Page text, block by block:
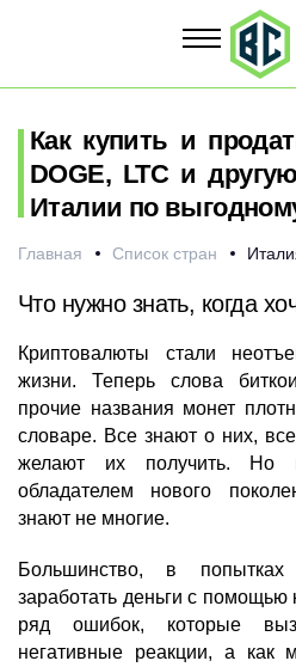
Как купить и
DOGE, LTC и
Италии по
Главная Список стран
Что нужно знать, когда
Криптовалюты стали
жизни. Теперь слова
прочие названия монет
словаре. Все знают о них,
желают их получить. Но
обладателем нового
знают не многие.
Большинство, в
заработать деньги с
ряд ошибок, которые
негативные реакции, а как